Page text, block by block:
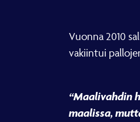
Vuonna 2010
vakiintui
“Maalivahdin
maalissa,